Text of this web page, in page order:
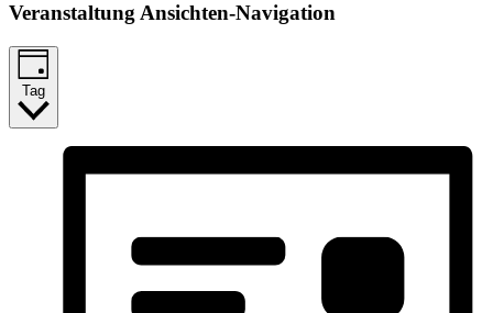
Veranstaltung Ansichten-Navigation
Tag